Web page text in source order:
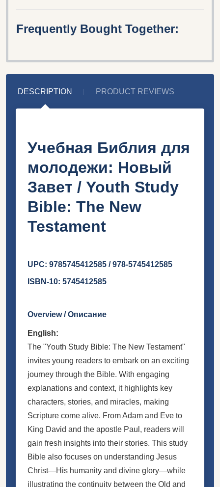
Frequently Bought Together:
DESCRIPTION PRODUCT REVIEWS
Учебная Библия для
молодежи: Новый
Завет / Youth Study
Bible: The New
Testament
UPC: 9785745412585 / 978-5745412585
ISBN-10: 5745412585
Overview / Описание
English:
The "Youth Study Bible: The New Testament"
invites young readers to embark on an exciting
journey through the Bible. With engaging
explanations and context, it highlights key
characters, stories, and miracles, making
Scripture come alive. From Adam and Eve to
King David and the apostle Paul, readers will
gain fresh insights into their stories. This study
Bible also focuses on understanding Jesus
Christ—His humanity and divine glory—while
illustrating the continuity between the Old and